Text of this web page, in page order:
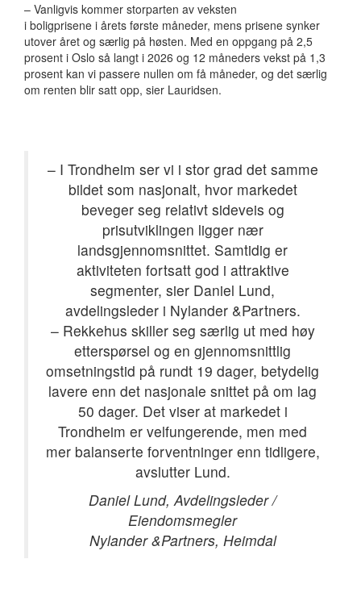
– Vanligvis kommer storparten av veksten
i boligprisene i årets første måneder, mens prisene synker
utover året og særlig på høsten. Med en oppgang på 2,5
prosent i Oslo så langt i 2026 og 12 måneders vekst på 1,3
prosent kan vi passere nullen om få måneder, og det særlig
om renten blir satt opp, sier Lauridsen.
– I Trondheim ser vi i stor grad det samme
bildet som nasjonalt, hvor markedet
beveger seg relativt sideveis og
prisutviklingen ligger nær
landsgjennomsnittet. Samtidig er
aktiviteten fortsatt god i attraktive
segmenter, sier Daniel Lund,
avdelingsleder i Nylander &Partners.
– Rekkehus skiller seg særlig ut med høy
etterspørsel og en gjennomsnittlig
omsetningstid på rundt 19 dager, betydelig
lavere enn det nasjonale snittet på om lag
50 dager. Det viser at markedet i
Trondheim er velfungerende, men med
mer balanserte forventninger enn tidligere,
avslutter Lund.
Daniel Lund, Avdelingsleder /
Eiendomsmegler
Nylander &Partners, Heimdal